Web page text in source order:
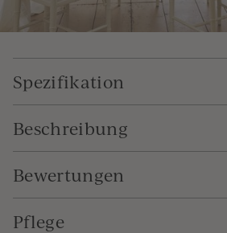
Spezifikation
Beschreibung
Bewertungen
Pflege